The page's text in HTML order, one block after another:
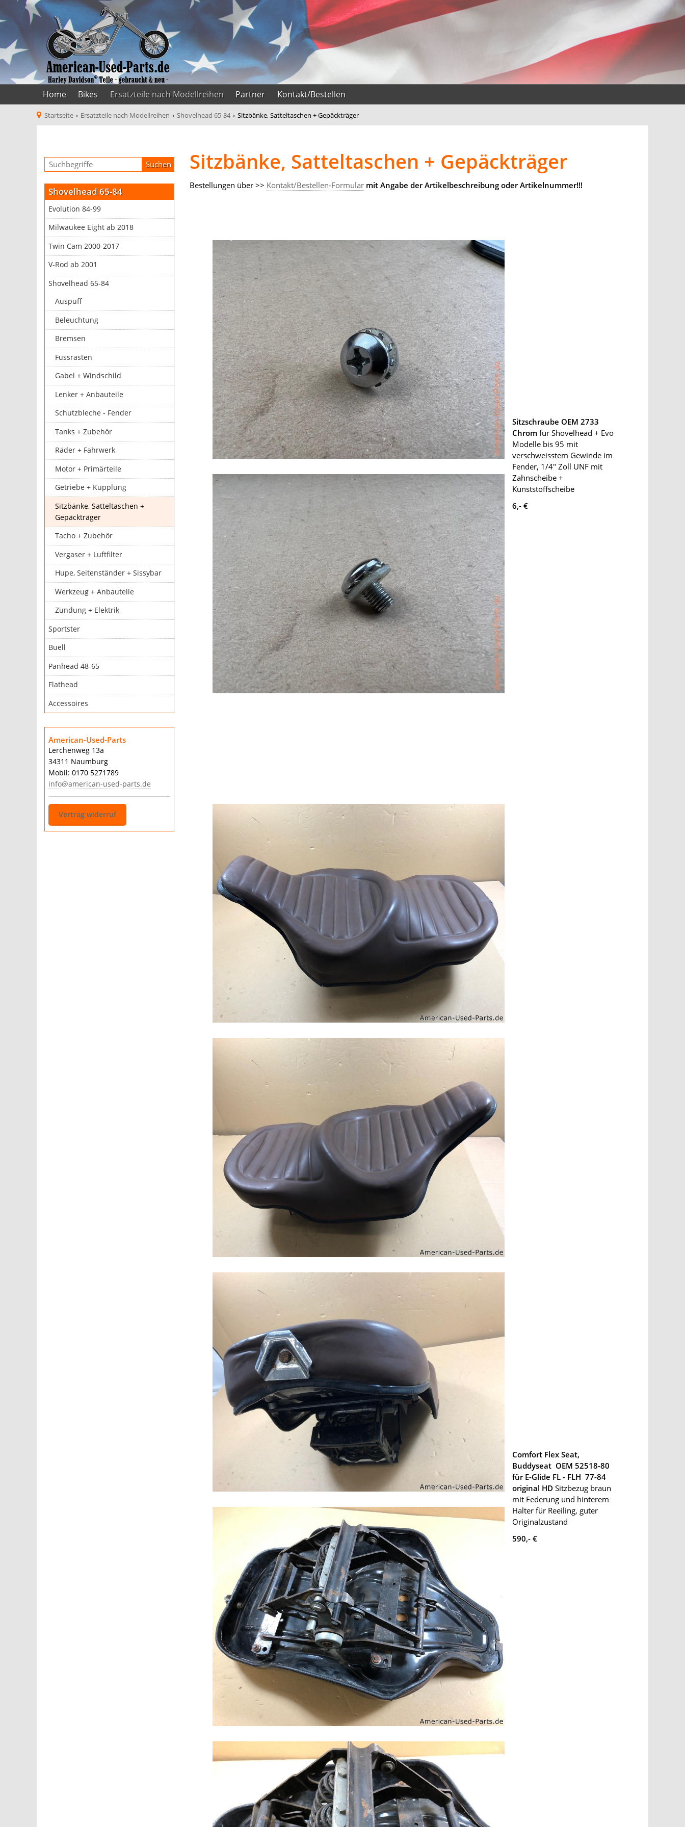
Home Bikes Ersatzteile nach Modellreihen Partner Kontakt/Bestellen
Startseite › Ersatzteile nach Modellreihen › Shovelhead 65-84 › Sitzbänke, Satteltaschen + Gepäckträger
Shovelhead 65-84
Evolution 84-99
Milwaukee Eight ab 2018
Twin Cam 2000-2017
V-Rod ab 2001
Shovelhead 65-84
Auspuff
Beleuchtung
Bremsen
Fussrasten
Gabel + Windschild
Lenker + Anbauteile
Schutzbleche - Fender
Tanks + Zubehör
Räder + Fahrwerk
Motor + Primärteile
Getriebe + Kupplung
Sitzbänke, Satteltaschen +
Gepäckträger
Tacho + Zubehör
Vergaser + Luftfilter
Hupe, Seitenständer + Sissybar
Werkzeug + Anbauteile
Zündung + Elektrik
Sportster
Buell
Panhead 48-65
Flathead
Accessoires
American-Used-Parts
Lerchenweg 13a
34311 Naumburg
Mobil: 0170 5271789
info@american-used-parts.de
Vertrag widerruf
Sitzbänke, Satteltaschen + Gepäckträger
Bestellungen über >> Kontakt/Bestellen-Formular mit Angabe der Artikelbeschreibung oder Artikelnummer!!!
Sitzschraube OEM 2733
Chrom für Shovelhead + Evo
Modelle bis 95 mit
verschweisstem Gewinde im
Fender, 1/4" Zoll UNF mit
Zahnscheibe +
Kunststoffscheibe
6,- €
Comfort Flex Seat,
Buddyseat OEM 52518-80
für E-Glide FL - FLH 77-84
original HDSitzbezug braun
mit Federung und hinterem
Halter für Reeiling, guter
Originalzustand
590,- €